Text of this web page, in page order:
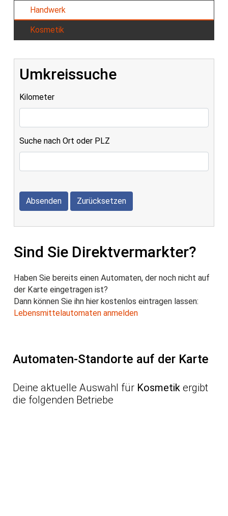
Automaten-Standorte auf der Karte
Deine aktuelle Auswahl für Kosmetik ergibt
die folgenden Betriebe
Handwerk
Kosmetik
Umkreissuche
Kilometer
Suche nach Ort oder PLZ
Absenden Zurücksetzen
Sind Sie Direktvermarkter?
Haben Sie bereits einen Automaten, der noch nicht auf
der Karte eingetragen ist?
Dann können Sie ihn hier kostenlos eintragen lassen:
Lebensmittelautomaten anmelden